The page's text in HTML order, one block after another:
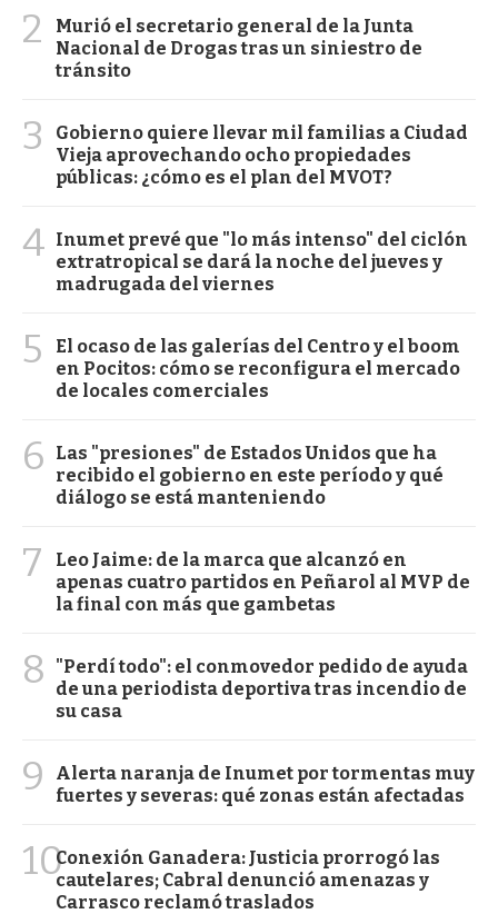
2
Murió el secretario general de la Junta
Nacional de Drogas tras un siniestro de
tránsito
3
Gobierno quiere llevar mil familias a Ciudad
Vieja aprovechando ocho propiedades
públicas: ¿cómo es el plan del MVOT?
4 Inumet prevé que "lo más intenso" del ciclón
extratropical se dará la noche del jueves y
madrugada del viernes
5
El ocaso de las galerías del Centro y el boom
en Pocitos: cómo se reconfigura el mercado
de locales comerciales
6
Las "presiones" de Estados Unidos que ha
recibido el gobierno en este período y qué
diálogo se está manteniendo
7
Leo Jaime: de la marca que alcanzó en
apenas cuatro partidos en Peñarol al MVP de
la final con más que gambetas
8
"Perdí todo": el conmovedor pedido de ayuda
de una periodista deportiva tras incendio de
su casa
9
Alerta naranja de Inumet por tormentas muy
fuertes y severas: qué zonas están afectadas
10Conexión Ganadera: Justicia prorrogó las
cautelares; Cabral denunció amenazas y
Carrasco reclamó traslados